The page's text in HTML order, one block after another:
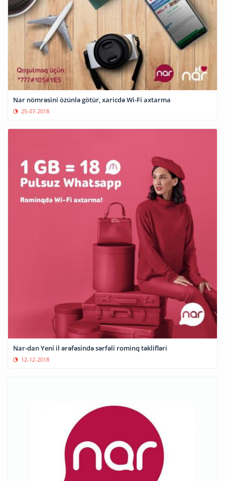
Nar nömrəsini özünlə götür, xaricdə Wi-Fi axtarma
25-07-2018
Nar-dan Yeni il ərəfəsində sərfəli rominq təklifləri
12-12-2018